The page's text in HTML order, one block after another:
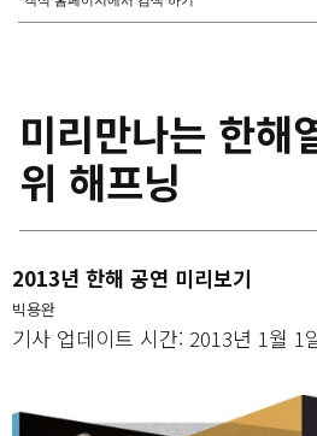
미리만나는 한해
위 해프닝
2013년 한해 공연 미리보기
빅용완
기사 업데이트 시간: 2013년 1월 1